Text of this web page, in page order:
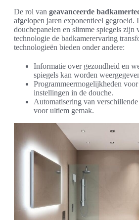
De rol van geavanceerde
afgelopen jaren exponentieel gegroeid.
douchepanelen en slimme spiegels zijn
technologie de badkamerervaring
technologieën bieden onder andere:
Informatie over gezondheid en
spiegels kan worden
Programmeermogelijkheden
instellingen in de douche.
Automatisering van
voor ultiem gemak.